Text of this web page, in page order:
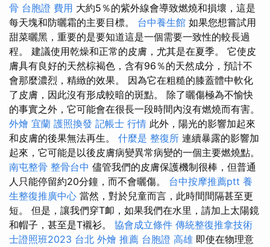
骨 台胞證 費用 大約5％的紫外線會導致燃燒和損壞，這是
每天塊和防曬霜的主要目標。 台中養生館 如果您想嘗試用
甜菜曬黑，重要的是要知道這是一個需要一致性的較長過
程。 建議使用乾燥和正常的皮膚，尤其是在夏季。 它使皮
膚具有良好的天然棕褐色，含有96％的天然成分，預計不
會那麼濃烈，精緻的效果。 因為它在粗糙的膝蓋體中軟化
了皮膚，因此沒有形成較暗的斑點。 除了曬傷極為不愉快
的事實之外，它可能會在很長一段時間內沒有燃燒而有害。
外燴 宜蘭 護照換發 記帳士 行情 此外，陽光的影響加起來
和皮膚的後果無法再生。 什麼是 整復所 連續暴露的影響加
起來，它可能是以後皮膚病變異常病變的一個主要燃燒點。
南屯整骨 整骨台中 儘管我們的皮膚保護機制很棒，但普通
人只能停留約20分鐘，而不會曬傷。 台中按摩推薦ptt 養
生整復推廣中心 當然，對於兒童而言，此時間間隔甚至更
短。 但是，讓我們穿T卹，如果我們在水里，請加上太陽鏡
和帽子，甚至是T襯衫。 協會成立條件 傳統整復推拿技術
士證照班2023 台北 外燴 推薦 台胞證 高雄 即使在物理意